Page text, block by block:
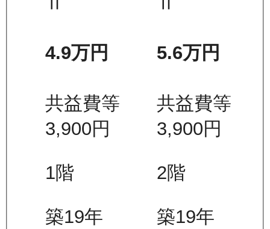
4.9万円
共益費等
3,900円
1階
築19年
5.6万円
共益費等
3,900円
2階
築19年